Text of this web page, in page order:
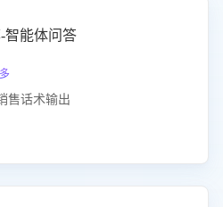
智能体问答
售话术输出